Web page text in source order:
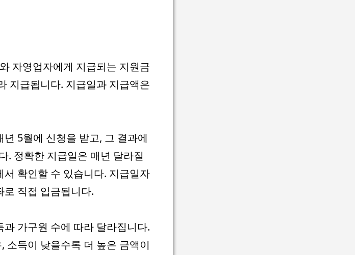
자영업자에게 지급되는 지원금
지급됩니다. 지급일과 지급액은
5월에 신청을 받고, 그 결과에
. 정확한 지급일은 매년 달라질
확인할 수 있습니다. 지급일자
직접 입금됩니다.
가구원 수에 따라 달라집니다.
소득이 낮을수록 더 높은 금액이